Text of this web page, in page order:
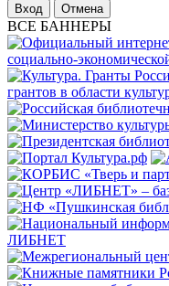
Отмена
ВСЕ БАННЕРЫ